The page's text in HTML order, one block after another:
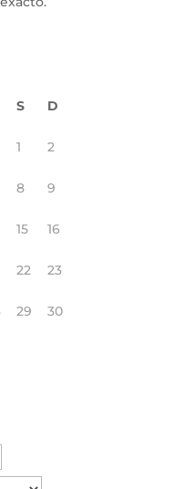
S D
1 2
8 9
15 16
22 23
29 30